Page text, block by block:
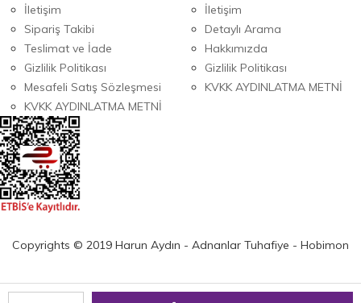
İletişim
Sipariş Takibi
Teslimat ve İade
Gizlilik Politikası
Mesafeli Satış Sözleşmesi
KVKK AYDINLATMA METNİ
İletişim
Detaylı Arama
Hakkımızda
Gizlilik Politikası
KVKK AYDINLATMA METNİ
Copyrights © 2019 Harun Aydın - Adnanlar Tuhafiye - Hobimon